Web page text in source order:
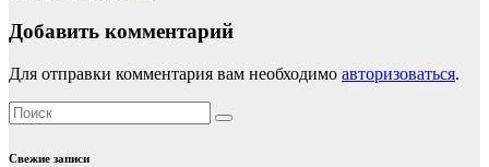
Добавить комментарий
Для отправки комментария вам необходимо авторизоваться.
Свежие записи